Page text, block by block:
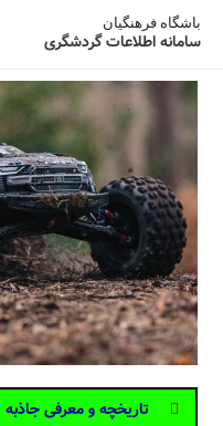
باشگاه فرهنگیان
سامانه اطلاعات گردشگری
تاریخچه و معرفی جاذبه